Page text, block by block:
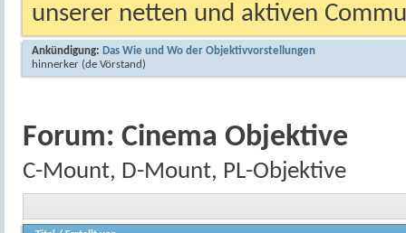
unserer netten und aktiven
Ankündigung: Das Wie und Wo der Objektivvorstellungen
hinnerker (de Vörstand)
Forum: Cinema Objektive
C-Mount, D-Mount, PL-Objektive